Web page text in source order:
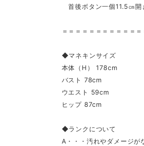
首後ボタン一個11.5㎝開
＝＝＝＝＝＝＝＝＝＝＝＝
◆マネキンサイズ
本体（H） 178cm
バスト 78cm
ウエスト 59cm
ヒップ 87cm
◆ランクについて
A・・・汚れやダメージが